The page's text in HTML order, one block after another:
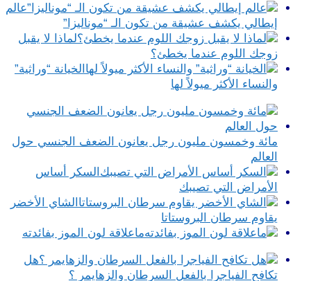
عالم
إيطالي يكشف عشيقة من تكون الـ “موناليزا”
لماذا لا يقبل
زوجك اللوم عندما يخطئ؟
الخيانة “وراثية”
والنساء الأكثر ميولاً لها
مائة وخمسون مليون رجل يعانون الضعف الجنسي حول
العالم
السكر أساس
الأمراض التي تصيبك
الشاي الأخضر
يقاوم سرطان البروستاتا
ماعلاقة لون الموز بفائدته
هل
تكافح الفياجرا بالفعل السرطان والزهايمر ؟